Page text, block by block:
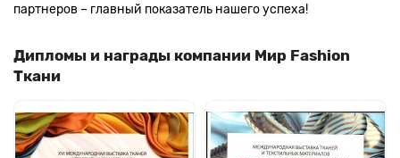
партнеров – главный показатель нашего успеха!
Дипломы и награды компании Мир Fashion
Ткани